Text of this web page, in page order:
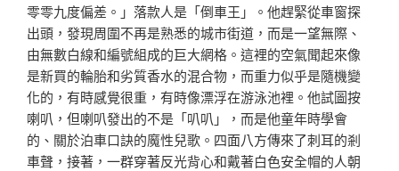
零零九度偏差。」落款人是「倒車王」。他趕緊從車窗探
出頭，發現周圍不再是熟悉的城市街道，而是一望無際、
由無數白線和編號組成的巨大網格。這裡的空氣聞起來像
是新買的輪胎和劣質香水的混合物，而重力似乎是隨機變
化的，有時感覺很重，有時像漂浮在游泳池裡。他試圖按
喇叭，但喇叭發出的不是「叭叭」，而是他童年時學會
的、關於泊車口訣的魔性兒歌。四面八方傳來了刺耳的剎
車聲，接著，一群穿著反光背心和戴著白色安全帽的人朝